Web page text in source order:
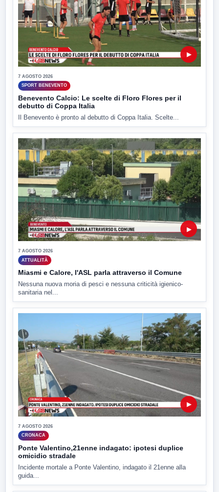
▶
7 AGOSTO 2026
SPORT BENEVENTO
Benevento Calcio: Le scelte di Floro Flores per il
debutto di Coppa Italia
Il Benevento è pronto al debutto di Coppa Italia. Scelte...
▶
7 AGOSTO 2026
ATTUALITÀ
Miasmi e Calore, l'ASL parla attraverso il Comune
Nessuna nuova moria di pesci e nessuna criticità igienico-
sanitaria nel...
▶
7 AGOSTO 2026
CRONACA
Ponte Valentino,21enne indagato: ipotesi duplice
omicidio stradale
Incidente mortale a Ponte Valentino, indagato il 21enne alla
guida...